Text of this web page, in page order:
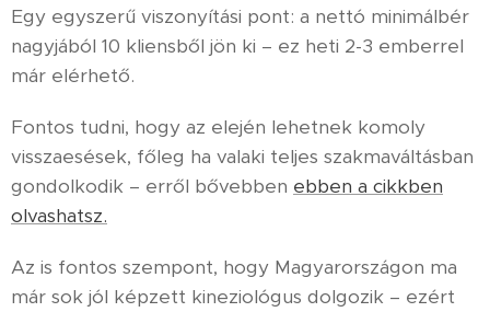
Egy egyszerű viszonyítási pont: a nettó minimálbér
nagyjából 10 kliensből jön ki – ez heti 2-3 emberrel
már elérhető.
Fontos tudni, hogy az elején lehetnek komoly
visszaesések, főleg ha valaki teljes szakmaváltásban
gondolkodik – erről bővebben ebben a cikkben
olvashatsz.
Az is fontos szempont, hogy Magyarországon ma
már sok jól képzett kineziológus dolgozik – ezért